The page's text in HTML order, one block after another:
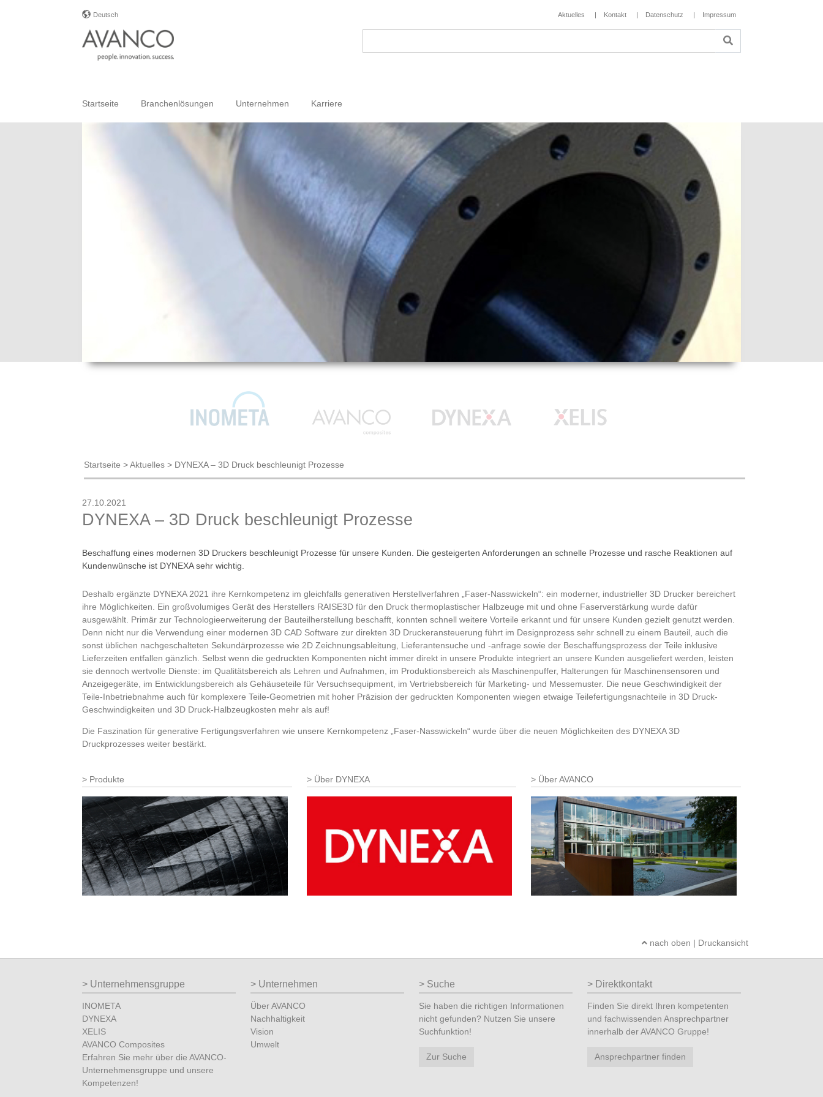
Deutsch Aktuelles Kontakt Datenschutz Impressum
Startseite Branchenlösungen Unternehmen Karriere
Startseite >Aktuelles > DYNEXA – 3D Druck beschleunigt Prozesse
27.10.2021
DYNEXA – 3D Druck beschleunigt Prozesse
Beschaffung eines modernen 3D Druckers beschleunigt Prozesse für unsere Kunden. Die gesteigerten Anforderungen an schnelle Prozesse und rasche Reaktionen auf
Kundenwünsche ist DYNEXA sehr wichtig.
Deshalb ergänzte DYNEXA 2021 ihre Kernkompetenz im gleichfalls generativen Herstellverfahren „Faser-Nasswickeln“: ein moderner, industrieller 3D Drucker bereichert
ihre Möglichkeiten. Ein großvolumiges Gerät des Herstellers RAISE3D für den Druck thermoplastischer Halbzeuge mit und ohne Faserverstärkung wurde dafür
ausgewählt. Primär zur Technologieerweiterung der Bauteilherstellung beschafft, konnten schnell weitere Vorteile erkannt und für unsere Kunden gezielt genutzt werden.
Denn nicht nur die Verwendung einer modernen 3D CAD Software zur direkten 3D Druckeransteuerung führt im Designprozess sehr schnell zu einem Bauteil, auch die
sonst üblichen nachgeschalteten Sekundärprozesse wie 2D Zeichnungsableitung, Lieferantensuche und -anfrage sowie der Beschaffungsprozess der Teile inklusive
Lieferzeiten entfallen gänzlich. Selbst wenn die gedruckten Komponenten nicht immer direkt in unsere Produkte integriert an unsere Kunden ausgeliefert werden, leisten
sie dennoch wertvolle Dienste: im Qualitätsbereich als Lehren und Aufnahmen, im Produktionsbereich als Maschinenpuffer, Halterungen für Maschinensensoren und
Anzeigegeräte, im Entwicklungsbereich als Gehäuseteile für Versuchsequipment, im Vertriebsbereich für Marketing- und Messemuster. Die neue Geschwindigkeit der
Teile-Inbetriebnahme auch für komplexere Teile-Geometrien mit hoher Präzision der gedruckten Komponenten wiegen etwaige Teilefertigungsnachteile in 3D Druck-
Geschwindigkeiten und 3D Druck-Halbzeugkosten mehr als auf!
Die Faszination für generative Fertigungsverfahren wie unsere Kernkompetenz „Faser-Nasswickeln“ wurde über die neuen Möglichkeiten des DYNEXA 3D
Druckprozesses weiter bestärkt.
Produkte Über DYNEXA Über AVANCO
nach oben | Druckansicht
Unternehmensgruppe
INOMETA
DYNEXA
XELIS
AVANCO Composites
Erfahren Sie mehr über die AVANCO-
Unternehmensgruppe und unsere
Kompetenzen!
Unternehmen
Über AVANCO
Nachhaltigkeit
Vision
Umwelt
Suche
Sie haben die richtigen Informationen
nicht gefunden? Nutzen Sie unsere
Suchfunktion!
Zur Suche
Direktkontakt
Finden Sie direkt Ihren kompetenten
und fachwissenden Ansprechpartner
innerhalb der AVANCO Gruppe!
Ansprechpartner finden